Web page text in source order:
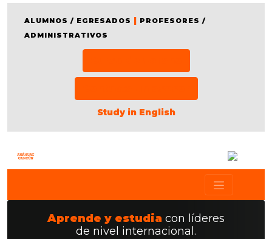
ALUMNOS / EGRESADOS | PROFESORES /
ADMINISTRATIVOS
Study in English
Aprende y estudia con líderes
de nivel internacional.